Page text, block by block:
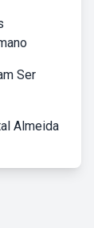
Ser
Almeida